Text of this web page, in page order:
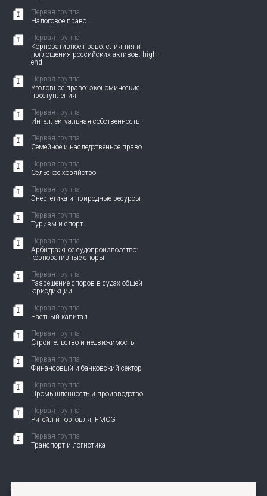
Первая группа
Налоговое право
Первая группа
Корпоративное право: слияния и
поглощения российских активов: high-
end
Первая группа
Уголовное право: экономические
преступления
Первая группа
Интеллектуальная собственность
Первая группа
Семейное и наследственное право
Первая группа
Сельское хозяйство
Первая группа
Энергетика и природные ресурсы
Первая группа
Туризм и спорт
Первая группа
Арбитражное судопроизводство:
корпоративные споры
Первая группа
Разрешение споров в судах общей
юрисдикции
Первая группа
Частный капитал
Первая группа
Строительство и недвижимость
Первая группа
Финансовый и банковский сектор
Первая группа
Промышленность и производство
Первая группа
Ритейл и торговля, FMCG
Первая группа
Транспорт и логистика
© 2010-2026 АНП ЗЕНИТ. Все права защищены.